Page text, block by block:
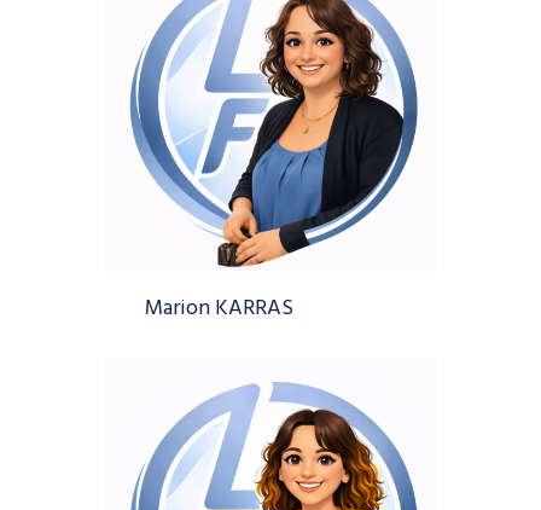
Marion KARRAS